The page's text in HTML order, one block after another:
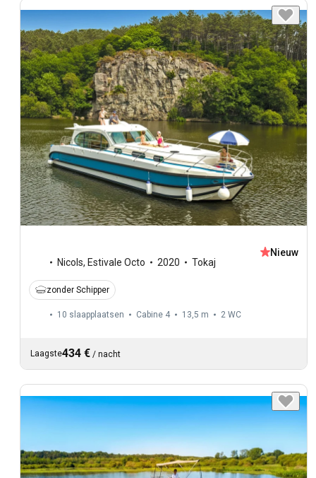
Nicols, Estivale Octo 2020 Tokaj
Nieuw
zonder Schipper
10 slaapplaatsen Cabine 4 13,5 m 2 WC
Laagste434 € / nacht